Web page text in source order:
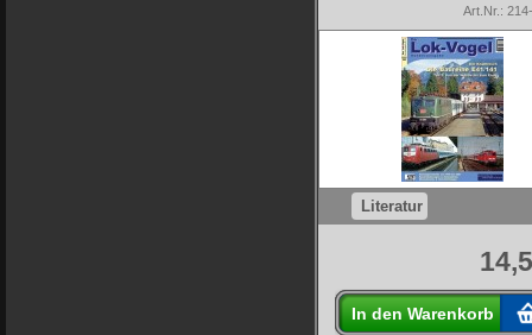
Art.Nr.:
Literatur
In den Warenkorb